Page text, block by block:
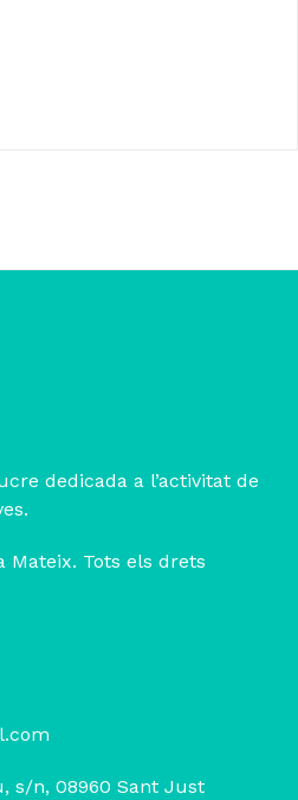
dedicada a l’activitat de
Mateix. Tots els drets
s/n, 08960 Sant Just